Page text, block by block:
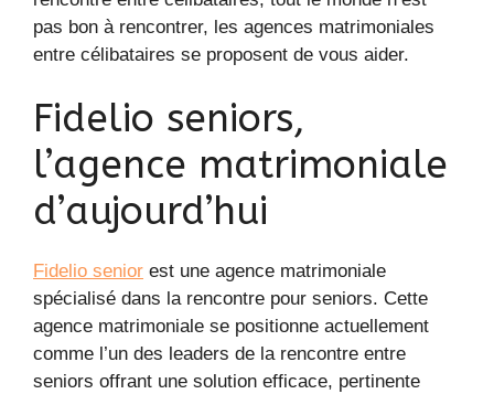
pas bon à rencontrer, les agences matrimoniales
entre célibataires se proposent de vous aider.
Fidelio seniors,
l’agence matrimoniale
d’aujourd’hui
Fidelio senior est une agence matrimoniale
spécialisé dans la rencontre pour seniors. Cette
agence matrimoniale se positionne actuellement
comme l’un des leaders de la rencontre entre
seniors offrant une solution efficace, pertinente